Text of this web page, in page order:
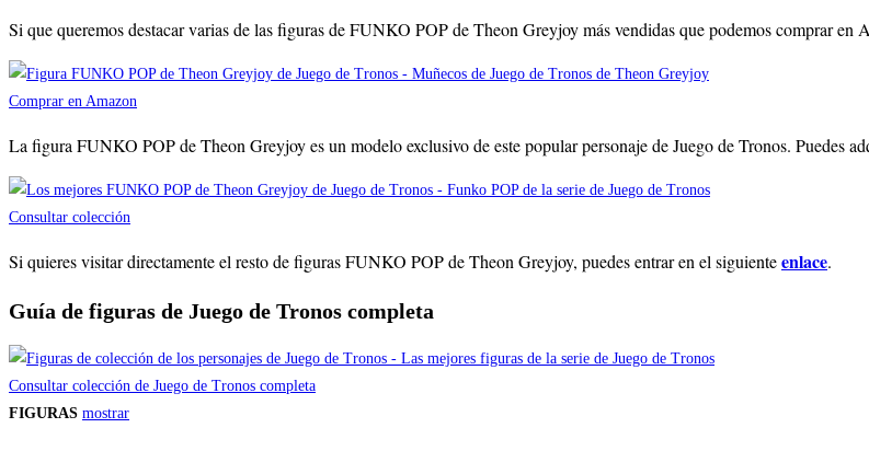
Si que queremos destacar varias de las figuras de FUNKO POP de Theon Greyjoy más vendidas que podemos comprar
Comprar en Amazon
La figura FUNKO POP de Theon Greyjoy es un modelo exclusivo de este popular personaje de Juego de Tronos. Puedes
Consultar colección
Si quieres visitar directamente el resto de figuras FUNKO POP de Theon Greyjoy, puedes entrar en el siguienteenlace.
Guía de figuras de Juego de Tronos completa
Consultar colección de Juego de Tronos completa
FIGURAS mostrar